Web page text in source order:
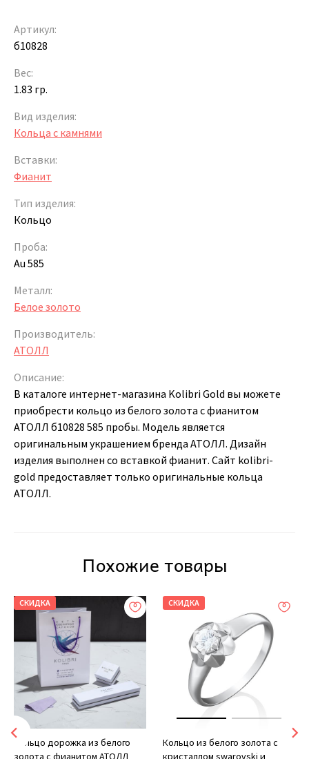
Артикул:
б10828
Вес:
1.83 гр.
Вид изделия:
Кольца с камнями
Вставки:
Фианит
Тип изделия:
Кольцо
Проба:
Au 585
Металл:
Белое золото
Производитель:
АТОЛЛ
Описание:
В каталоге интернет-магазина Kolibri Gold вы можете
приобрести кольцо из белого золота с фианитом
АТОЛЛ б10828 585 пробы. Модель является
оригинальным украшением бренда АТОЛЛ. Дизайн
изделия выполнен со вставкой фианит. Сайт kolibri-
gold предоставляет только оригинальные кольца
АТОЛЛ.
Похожие товары
СКИДКА
Кольцо дорожка из белого
СКИДКА
Кольцо из белого золота с